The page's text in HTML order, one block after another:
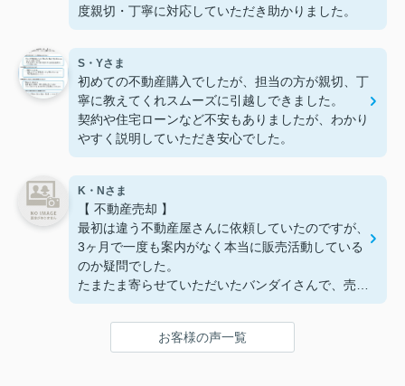
度親切・丁寧に対応していただき助かりました。
S・Yさま
初めての不動産購入でしたが、担当の方が親切、丁
寧に教えてくれスムーズに引越しできました。
契約や住宅ローンなど不安もありましたが、わかり
やすく説明していただき安心でした。
K・Nさま
【 不動産売却 】
最初は違う不動産屋さんに依頼していたのですが、
3ヶ月で一度も案内がなく本当に販売活動している
のか疑問でした。
たまたま寄らせていただいたバンダイさんで、売却
価格と相場にかなり開きがあると教わりました。
販売価格は下がりましたが、それでも希望範囲内で
お客様の声一覧